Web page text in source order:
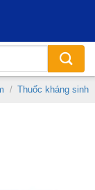
/ Thuốc kháng sinh